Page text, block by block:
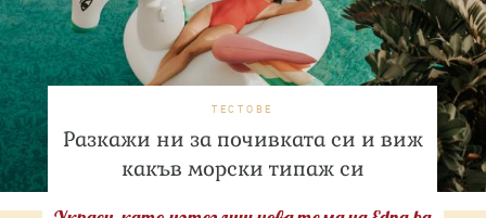
ТЕСТОВЕ
Разкажи ни за почивката си и виж
какъв морски типаж си